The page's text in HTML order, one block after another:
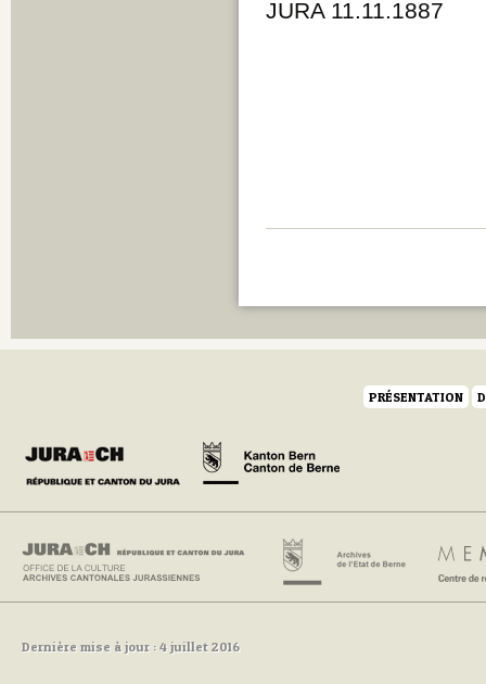
JURA 11.11.1887
PRÉSENTATION
Dernière mise à jour : 4 juillet 2016